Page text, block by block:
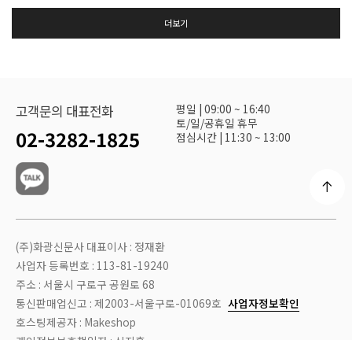
더보기
고객문의 대표전화
02-3282-1825
평일 | 09:00 ~ 16:40
토/일/공휴일 휴무
점심시간 | 11:30 ~ 13:00
(주)화광신문사 대표이사 : 정재환
사업자 등록번호 : 113-81-19240
주소 : 서울시 구로구 공원로 68
통신판매업신고 : 제2003-서울구로-01069호 사업자정보확인
호스팅제공자 : Makeshop